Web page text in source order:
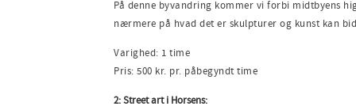
På denne byvandring kommer vi forbi midtbyens
nærmere på hvad det er skulpturer og kunst kan
Varighed: 1 time
Pris: 500 kr. pr. påbegyndt time
2: Street art i Horsens: